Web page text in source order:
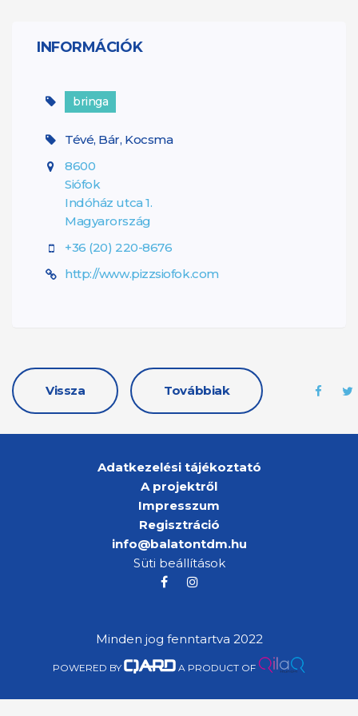
INFORMÁCIÓK
bringa
Tévé, Bár, Kocsma
8600
Siófok
Indóház utca 1.
Magyarország
+36 (20) 220-8676
http://www.pizzsiofok.com
Vissza Továbbiak
Adatkezelési tájékoztató
A projektről
Impresszum
Regisztráció
info@balatontdm.hu
Süti beállítások
Minden jog fenntartva 2022
POWERED BY A PRODUCT OF